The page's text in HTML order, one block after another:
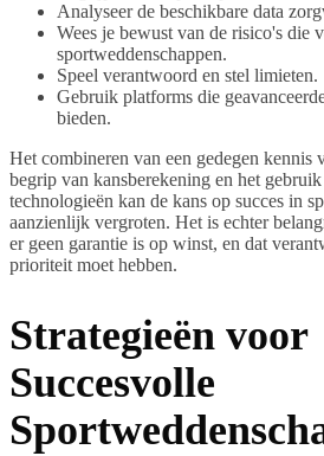
Analyseer de beschikbare data
Wees je bewust van de risico's die
sportweddenschappen.
Speel verantwoord en stel limieten.
Gebruik platforms die
bieden.
Het combineren van een gedegen kennis
begrip van kansberekening en het
technologieën kan de kans op succes in
aanzienlijk vergroten. Het is echter
er geen garantie is op winst, en dat
prioriteit moet hebben.
Strategieën voor
Succesvolle